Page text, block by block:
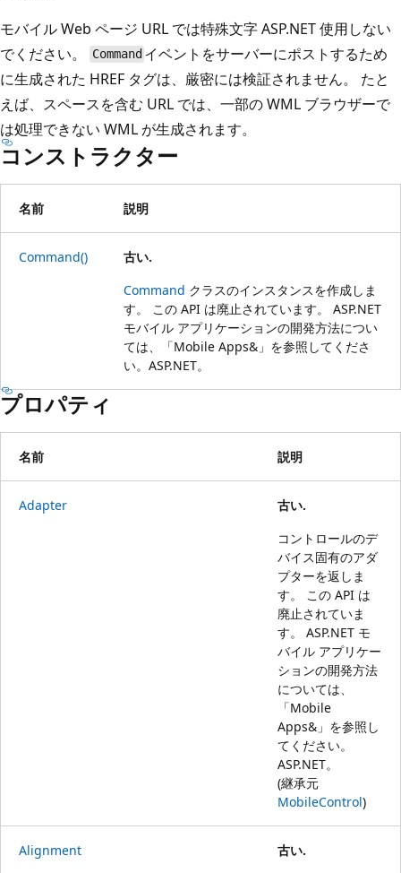
モバイル Web ページ URL では特殊文字 ASP.NET 使用しない
でください。
Command イベントをサーバーにポストするため
に生成された HREF タグは、厳密には検証されません。 たと
えば、スペースを含む URL では、一部の WML ブラウザーで
は処理できない WML が生成されます。
コンストラクター
名前 説明
Command()
古い.
Command クラスのインスタンスを作成しま
す。 この API は廃止されています。 ASP.NET
モバイル アプリケーションの開発方法につい
ては、「Mobile Apps&」を参照してくださ
い。ASP.NET。
プロパティ
名前 説明
Adapter
古い.
コントロールのデ
バイス固有のアダ
プターを返しま
す。 この API は
廃止されていま
す。 ASP.NET モ
バイル アプリケー
ションの開発方法
については、
「Mobile
Apps&」を参照し
てください。
ASP.NET。
(継承元
MobileControl)
Alignment
古い.